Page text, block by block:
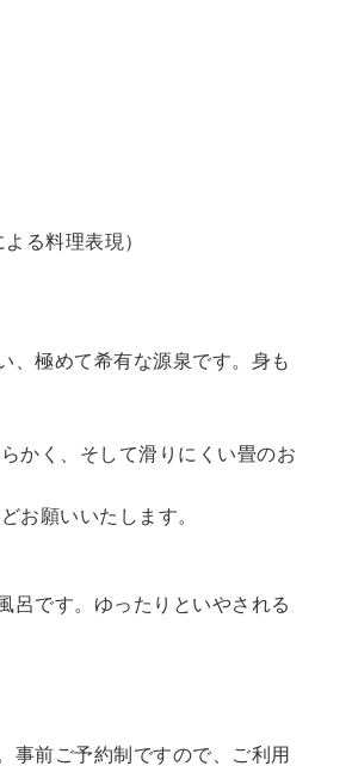
る料理表現）
、極めて希有な源泉です。身も
かく、そして滑りにくい畳のお
お願いいたします。
呂です。ゆったりといやされる
事前ご予約制ですので、ご利用